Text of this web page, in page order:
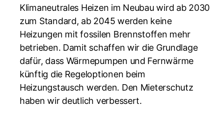
Klimaneutrales Heizen im Neubau wird ab 2030
zum Standard, ab 2045 werden keine
Heizungen mit fossilen Brennstoffen mehr
betrieben. Damit schaffen wir die Grundlage
dafür, dass Wärmepumpen und Fernwärme
künftig die Regeloptionen beim
Heizungstausch werden. Den Mieterschutz
haben wir deutlich verbessert.